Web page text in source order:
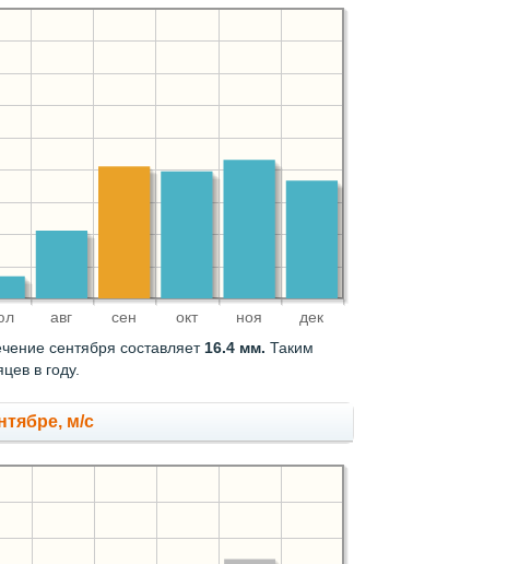
авг сен окт ноя дек
сентября составляет16.4 мм. Таким
в году.
м/с